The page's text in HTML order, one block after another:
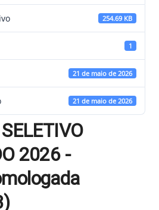
254.69 KB
1
21 de maio de 2026
21 de maio de 2026
2026 -